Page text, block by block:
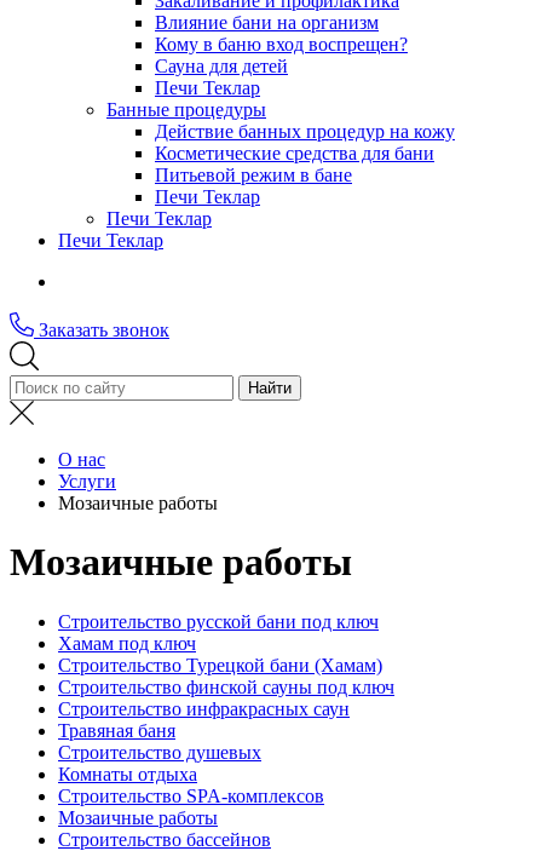
Влияние бани на организм
Кому в баню вход воспрещен?
Сауна для детей
Печи Теклар
Банные процедуры
Действие банных процедур на кожу
Косметические средства для бани
Питьевой режим в бане
Печи Теклар
Печи Теклар
Печи Теклар
Заказать звонок
О нас
Услуги
Мозаичные работы
Мозаичные работы
Строительство русской бани под ключ
Хамам под ключ
Строительство Турецкой бани (Хамам)
Строительство финской сауны под ключ
Строительство инфракрасных саун
Травяная баня
Строительство душевых
Комнаты отдыха
Строительство SPA-комплексов
Мозаичные работы
Строительство бассейнов